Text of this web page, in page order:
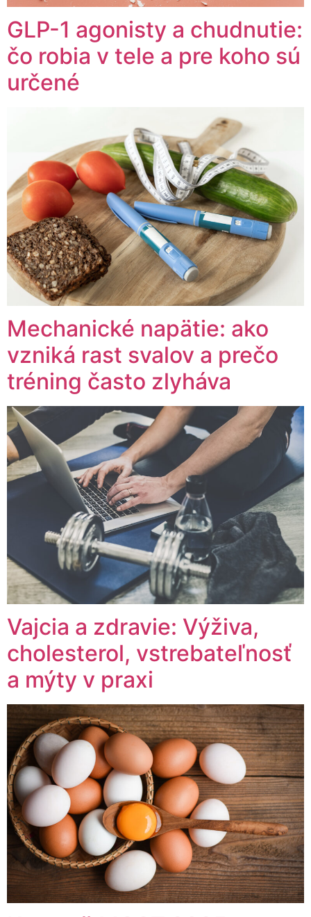
GLP-1 agonisty a chudnutie:
čo robia v tele a pre koho sú
určené
Mechanické napätie: ako
vzniká rast svalov a prečo
tréning často zlyháva
Vajcia a zdravie: Výživa,
cholesterol, vstrebateľnosť
a mýty v praxi